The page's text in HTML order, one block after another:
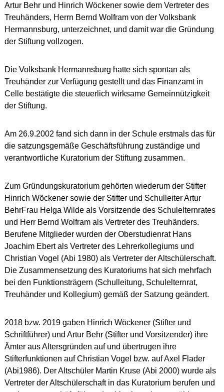
Artur Behr und Hinrich Wöckener sowie dem Vertreter des
Treuhänders, Herrn Bernd Wolfram von der Volksbank
Hermannsburg, unterzeichnet, und damit war die Gründung
der Stiftung vollzogen.
Die Volksbank Hermannsburg hatte sich spontan als
Treuhänder zur Verfügung gestellt und das Finanzamt in
Celle bestätigte die steuerlich wirksame Gemeinnützigkeit
der Stiftung.
Am 26.9.2002 fand sich dann in der Schule erstmals das für
die satzungsgemäße Geschäftsführung zuständige und
verantwortliche Kuratorium der Stiftung zusammen.
Zum Gründungskuratorium gehörten wiederum der Stifter
Hinrich Wöckener sowie der Stifter und Schulleiter Artur
BehrFrau Helga Wilde als Vorsitzende des Schulelternrates
und Herr Bernd Wolfram als Vertreter des Treuhänders.
Berufene Mitglieder wurden der Oberstudienrat Hans
Joachim Ebert als Vertreter des Lehrerkollegiums und
Christian Vogel (Abi 1980) als Vertreter der Altschülerschaft.
Die Zusammensetzung des Kuratoriums hat sich mehrfach
bei den Funktionsträgern (Schulleitung, Schulelternrat,
Treuhänder und Kollegium) gemäß der Satzung geändert.
2018 bzw. 2019 gaben Hinrich Wöckener (Stifter und
Schriftführer) und Artur Behr (Stifter und Vorsitzender) ihre
Ämter aus Altersgründen auf und übertrugen ihre
Stifterfunktionen auf Christian Vogel bzw. auf Axel Flader
(Abi1986). Der Altschüler Martin Kruse (Abi 2000) wurde als
Vertreter der Altschülerschaft in das Kuratorium berufen und